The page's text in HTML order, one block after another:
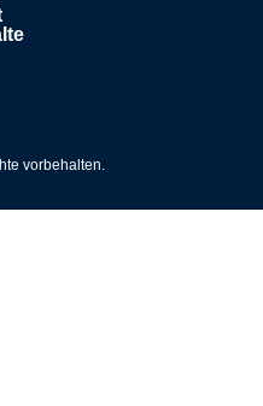
Opens in a new
LinkedIn., Opens in a new
auf YouTube., Opens
Seite auf Instagram.,
vorbehalten.